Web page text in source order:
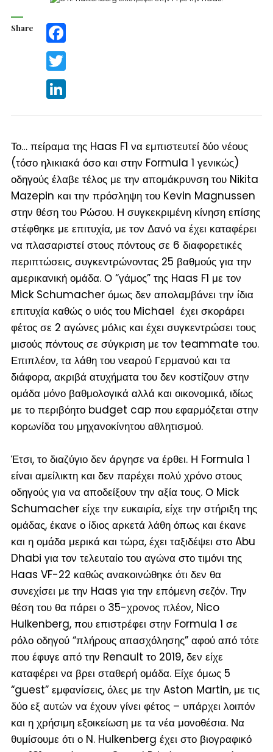
Share Facebook
Twitter
LinkedIn
Το… πείραμα της Haas F1 να εμπιστευτεί δύο νέους
(τόσο ηλικιακά όσο και στην Formula 1 γενικώς)
οδηγούς έλαβε τέλος με την απομάκρυνση του Nikita
Mazepin και την πρόσληψη του Kevin Magnussen
στην θέση του Ρώσου. Η συγκεκριμένη κίνηση επίσης
στέφθηκε με επιτυχία, με τον Δανό να έχει καταφέρει
να πλασαριστεί στους πόντους σε 6 διαφορετικές
περιπτώσεις, συγκεντρώνοντας 25 βαθμούς για την
αμερικανική ομάδα. Ο “γάμος” της Haas F1 με τον
Mick Schumacher όμως δεν απολαμβάνει την ίδια
επιτυχία καθώς ο υιός του Michael έχει σκοράρει
φέτος σε 2 αγώνες μόλις και έχει συγκεντρώσει τους
μισούς πόντους σε σύγκριση με τον teammate του.
Επιπλέον, τα λάθη του νεαρού Γερμανού και τα
διάφορα, ακριβά ατυχήματα του δεν κοστίζουν στην
ομάδα μόνο βαθμολογικά αλλά και οικονομικά, ιδίως
με το περιβόητο budget cap που εφαρμόζεται στην
κορωνίδα του μηχανοκίνητου αθλητισμού.
Έτσι, το διαζύγιο δεν άργησε να έρθει. Η Formula 1
είναι αμείλικτη και δεν παρέχει πολύ χρόνο στους
οδηγούς για να αποδείξουν την αξία τους. Ο Mick
Schumacher είχε την ευκαιρία, είχε την στήριξη της
ομάδας, έκανε ο ίδιος αρκετά λάθη όπως και έκανε
και η ομάδα μερικά και τώρα, έχει ταξιδέψει στο Abu
Dhabi για τον τελευταίο του αγώνα στο τιμόνι της
Haas VF-22 καθώς ανακοινώθηκε ότι δεν θα
συνεχίσει με την Haas για την επόμενη σεζόν. Την
θέση του θα πάρει ο 35-χρονος πλέον, Nico
Hulkenberg, που επιστρέφει στην Formula 1 σε
ρόλο οδηγού “πλήρους απασχόλησης” αφού από τότε
που έφυγε από την Renault το 2019, δεν είχε
καταφέρει να βρει σταθερή ομάδα. Είχε όμως 5
“guest” εμφανίσεις, όλες με την Aston Martin, με τις
δύο εξ αυτών να έχουν γίνει φέτος – υπάρχει λοιπόν
και η χρήσιμη εξοικείωση με τα νέα μονοθέσια. Να
θυμίσουμε ότι ο N. Hulkenberg έχει στο βιογραφικό